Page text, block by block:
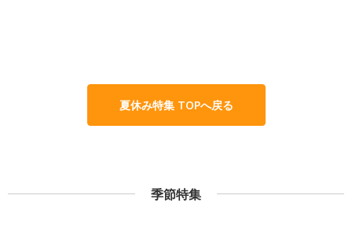
夏休み特集 TOPへ戻る
季節特集